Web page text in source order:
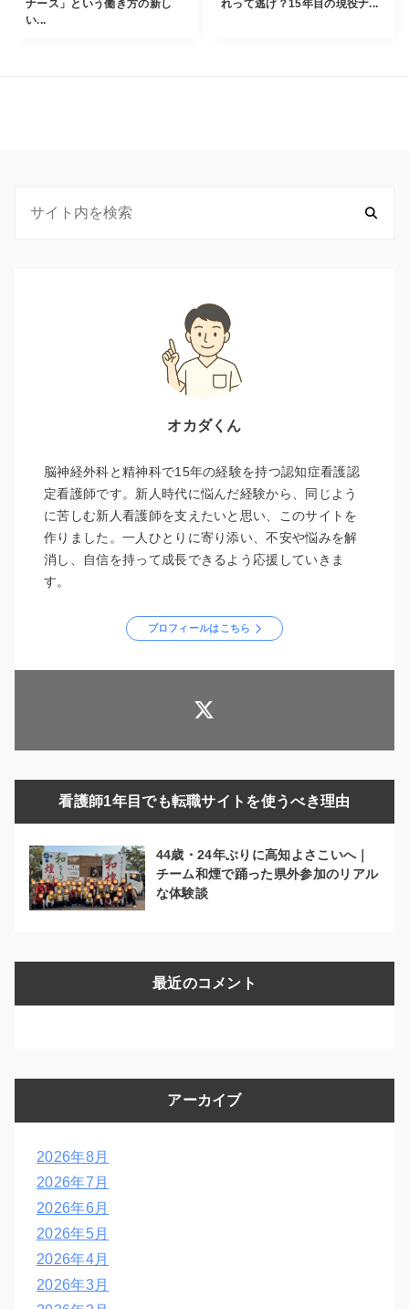
ナース」という働き方の新し
い...
れって逃げ？15年目の現役ナ...
オカダくん
脳神経外科と精神科で15年の経験を持つ認知症看護認
定看護師です。新人時代に悩んだ経験から、同じよう
に苦しむ新人看護師を支えたいと思い、このサイトを
作りました。一人ひとりに寄り添い、不安や悩みを解
消し、自信を持って成長できるよう応援していきま
す。
プロフィールはこちら
看護師1年目でも転職サイトを使うべき理由
44歳・24年ぶりに高知よさこいへ｜
チーム和煙で踊った県外参加のリアル
な体験談
最近のコメント
アーカイブ
2026年8月
2026年7月
2026年6月
2026年5月
2026年4月
2026年3月